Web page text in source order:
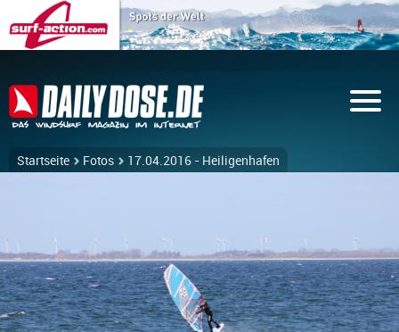
Startseite Fotos 17.04.2016 - Heiligenhafen